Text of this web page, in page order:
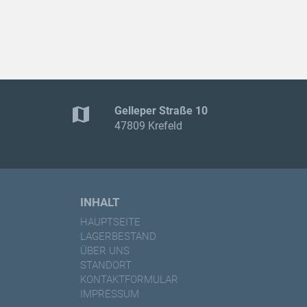
map
Gelleper Straße 10
47809 Krefeld
INHALT
HAUPTSEITE
LAGERBESTAND
ÜBER UNS
STANDORT
KONTAKTFORMULAR
IMPRESSUM